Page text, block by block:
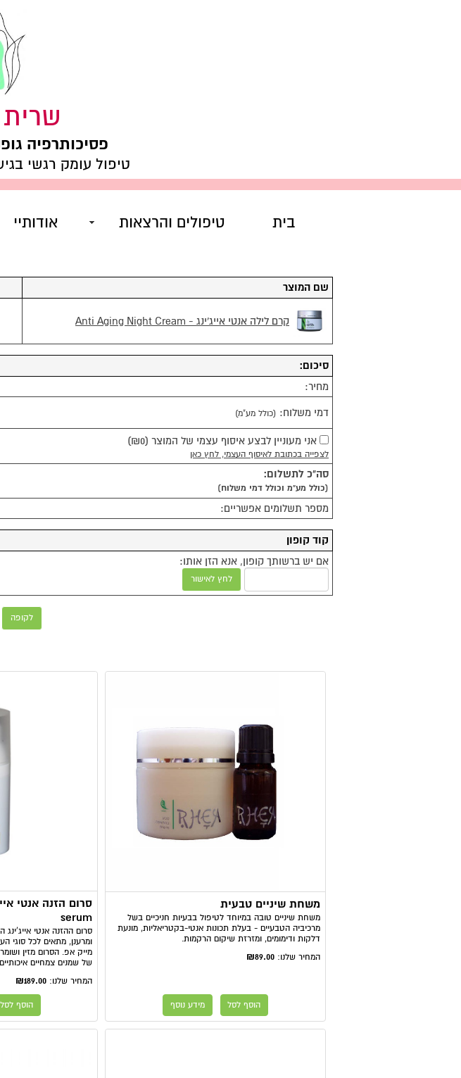
בית טיפולים והרצאות אודותיי
פסיכותרפיה
טיפול עומק רגשי
שם המוצר
קרם לילה אנטי אייג'ינג - Anti Aging Night Cream
סיכום:
מחיר:
דמי משלוח: (כולל מע"מ)
אני מעוניין לבצע איסוף עצמי של המוצר (
₪0
)
לצפייה בכתובת לאיסוף העצמי, לחץ כאן
סה"כ לתשלום:
(כולל מע"מ וכולל דמי משלוח)
מספר תשלומים אפשריים:
קוד קופון
אם יש ברשותך קופון, אנא הזן אותו:
לחץ לאישור
לקופה
משחת שיניים טבעית
משחת שיניים טובה במיוחד לטיפול בבעיות חניכיים בשל
מרכיביה הטבעיים - בעלת תכונות אנטי-בקטריאליות, מונעת
דלקות ודימומים, ומזרזת שיקום הרקמות.
המחיר שלנו: ₪89.00
הוסף לסל מידע נוסף
serum
סרום ההזנה אנטי
ומרענן, מתאים לכל סוגי
מייק אפ. הסרום מזין
של שמנים צמחיים
המחיר שלנו: ₪189.00
הוסף לסל